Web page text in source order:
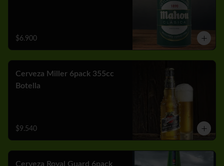
$6.900
Cerveza Miller 6pack 355cc
Botella
$9.540
Cerveza Royal Guard 6pack